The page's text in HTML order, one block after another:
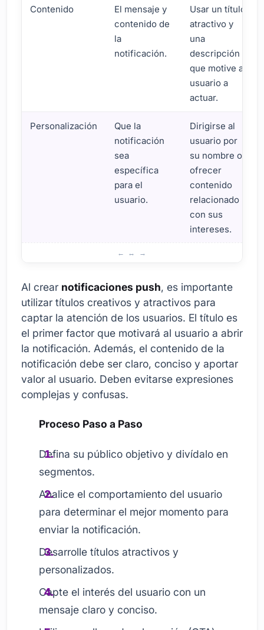
Contenido
El mensaje y
contenido de
la
notificación.
Usar un título
atractivo y
una
descripción
que motive al
usuario a
actuar.
Personalización
Que la
notificación
sea
específica
para el
usuario.
Dirigirse al
usuario por
su nombre o
ofrecer
contenido
relacionado
con sus
intereses.
Al crear notificaciones push, es importante
utilizar títulos creativos y atractivos para
captar la atención de los usuarios. El título es
el primer factor que motivará al usuario a abrir
la notificación. Además, el contenido de la
notificación debe ser claro, conciso y aportar
valor al usuario. Deben evitarse expresiones
complejas y confusas.
Proceso Paso a Paso
Defina su público objetivo y divídalo en
segmentos.
Analice el comportamiento del usuario
para determinar el mejor momento para
enviar la notificación.
Desarrolle títulos atractivos y
personalizados.
Capte el interés del usuario con un
mensaje claro y conciso.